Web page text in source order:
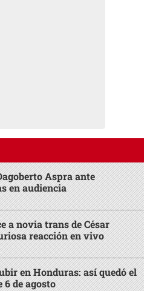
Aspra ante
en audiencia
a novia trans de César
reacción en vivo
en Honduras: así quedó el
6 de agosto